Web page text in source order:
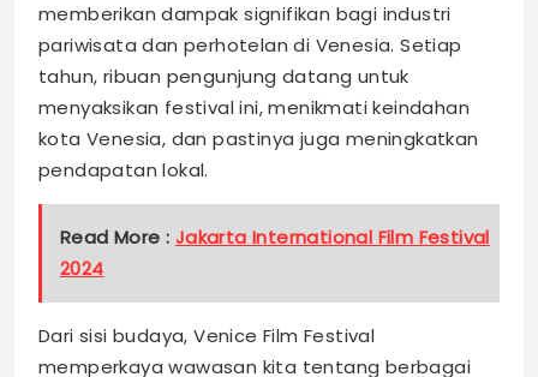
memberikan dampak signifikan bagi industri
pariwisata dan perhotelan di Venesia. Setiap
tahun, ribuan pengunjung datang untuk
menyaksikan festival ini, menikmati keindahan
kota Venesia, dan pastinya juga meningkatkan
pendapatan lokal.
Read More : Jakarta International Film Festival
2024
Dari sisi budaya, Venice Film Festival
memperkaya wawasan kita tentang berbagai